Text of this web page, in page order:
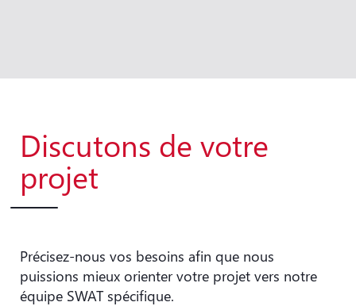
Discutons de votre
projet
Précisez-nous vos besoins afin que nous
puissions mieux orienter votre projet vers notre
équipe SWAT spécifique.